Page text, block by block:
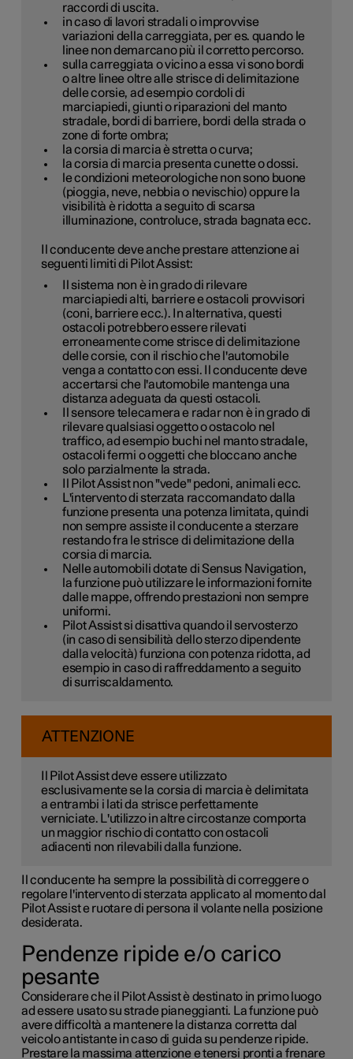
raccordi di uscita.
in caso di lavori stradali o improvvise
variazioni della carreggiata, per es. quando le
linee non demarcano più il corretto percorso.
sulla carreggiata o vicino a essa vi sono bordi
o altre linee oltre alle strisce di delimitazione
delle corsie, ad esempio cordoli di
marciapiedi, giunti o riparazioni del manto
stradale, bordi di barriere, bordi della strada o
zone di forte ombra;
la corsia di marcia è stretta o curva;
la corsia di marcia presenta cunette o dossi.
le condizioni meteorologiche non sono buone
(pioggia, neve, nebbia o nevischio) oppure la
visibilità è ridotta a seguito di scarsa
illuminazione, controluce, strada bagnata ecc.
Il conducente deve anche prestare attenzione ai
seguenti limiti di Pilot Assist:
Il sistema non è in grado di rilevare
marciapiedi alti, barriere e ostacoli provvisori
(coni, barriere ecc.). In alternativa, questi
ostacoli potrebbero essere rilevati
erroneamente come strisce di delimitazione
delle corsie, con il rischio che l'automobile
venga a contatto con essi. Il conducente deve
accertarsi che l'automobile mantenga una
distanza adeguata da questi ostacoli.
Il sensore telecamera e radar non è in grado di
rilevare qualsiasi oggetto o ostacolo nel
traffico, ad esempio buchi nel manto stradale,
ostacoli fermi o oggetti che bloccano anche
solo parzialmente la strada.
Il Pilot Assist non "vede" pedoni, animali ecc.
L'intervento di sterzata raccomandato dalla
funzione presenta una potenza limitata, quindi
non sempre assiste il conducente a sterzare
restando fra le strisce di delimitazione della
corsia di marcia.
Nelle automobili dotate di Sensus Navigation,
la funzione può utilizzare le informazioni fornite
dalle mappe, offrendo prestazioni non sempre
uniformi.
Pilot Assist si disattiva quando il servosterzo
(in caso di sensibilità dello sterzo dipendente
dalla velocità) funziona con potenza ridotta, ad
esempio in caso di raffreddamento a seguito
di surriscaldamento.
ATTENZIONE
Il Pilot Assist deve essere utilizzato
esclusivamente se la corsia di marcia è delimitata
a entrambi i lati da strisce perfettamente
verniciate. L'utilizzo in altre circostanze comporta
un maggior rischio di contatto con ostacoli
adiacenti non rilevabili dalla funzione.
Il conducente ha sempre la possibilità di correggere o
regolare l'intervento di sterzata applicato al momento dal
Pilot Assist e ruotare di persona il volante nella posizione
desiderata.
Pendenze ripide e/o carico
pesante
Considerare che il Pilot Assist è destinato in primo luogo
ad essere usato su strade pianeggianti. La funzione può
avere difficoltà a mantenere la distanza corretta dal
veicolo antistante in caso di guida su pendenze ripide.
Prestare la massima attenzione e tenersi pronti a frenare